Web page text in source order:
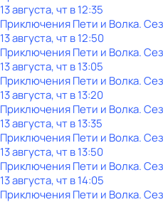
13 августа, чт в 12:35
Приключения Пети и Волка.
13 августа, чт в 12:50
Приключения Пети и Волка.
13 августа, чт в 13:05
Приключения Пети и Волка.
13 августа, чт в 13:20
Приключения Пети и Волка.
13 августа, чт в 13:35
Приключения Пети и Волка.
13 августа, чт в 13:50
Приключения Пети и Волка.
13 августа, чт в 14:05
Приключения Пети и Волка.